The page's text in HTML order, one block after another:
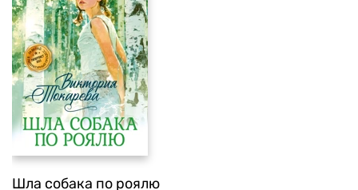
Шла собака по роялю